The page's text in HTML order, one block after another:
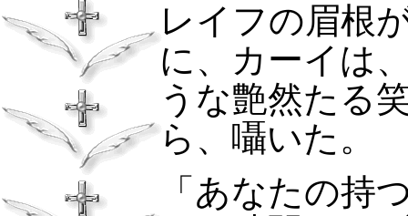
レイフの眉根
に、カーイは
うな艶然たる
ら、囁いた。
「あなたの持